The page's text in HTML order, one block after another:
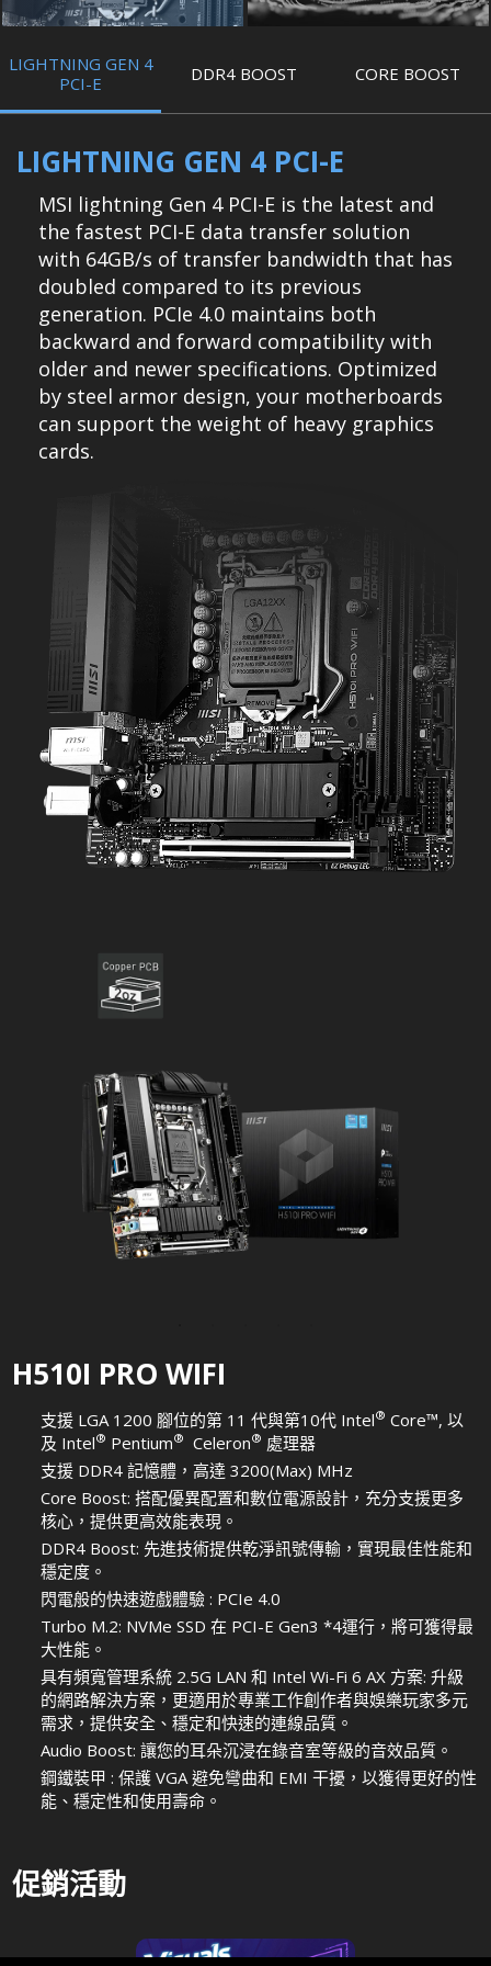
LIGHTNING GEN 4
PCI-E
DDR4 BOOST CORE BOOST
LIGHTNING GEN 4 PCI-E
MSI lightning Gen 4 PCI-E is the latest and
the fastest PCI-E data transfer solution
with 64GB/s of transfer bandwidth that has
doubled compared to its previous
generation. PCIe 4.0 maintains both
backward and forward compatibility with
older and newer specifications. Optimized
by steel armor design, your motherboards
can support the weight of heavy graphics
cards.
H510I PRO WIFI
支援 LGA 1200 腳位的第 11 代與第10代 Intel® Core™, 以
及 Intel® Pentium® Celeron® 處理器
支援 DDR4 記憶體，高達 3200(Max) MHz
Core Boost: 搭配優異配置和數位電源設計，充分支援更多
核心，提供更高效能表現。
DDR4 Boost: 先進技術提供乾淨訊號傳輸，實現最佳性能和
穩定度。
閃電般的快速遊戲體驗 : PCIe 4.0
Turbo M.2: NVMe SSD 在 PCI-E Gen3 *4運行，將可獲得最
大性能。
具有頻寬管理系統 2.5G LAN 和 Intel Wi-Fi 6 AX 方案: 升級
的網路解決方案，更適用於專業工作創作者與娛樂玩家多元
需求，提供安全、穩定和快速的連線品質。
Audio Boost: 讓您的耳朵沉浸在錄音室等級的音效品質。
鋼鐵裝甲 : 保護 VGA 避免彎曲和 EMI 干擾，以獲得更好的性
能、穩定性和使用壽命。
促銷活動